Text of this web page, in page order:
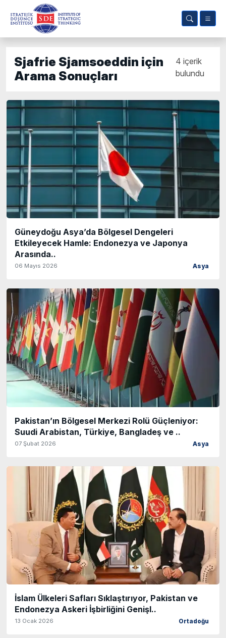
Sjafrie Sjamsoeddin için
Arama Sonuçları
4 içerik
bulundu
Güneydoğu Asya’da Bölgesel Dengeleri
Etkileyecek Hamle: Endonezya ve Japonya
Arasında..
06 Mayıs 2026 Asya
Pakistan’ın Bölgesel Merkezi Rolü Güçleniyor:
Suudi Arabistan, Türkiye, Bangladeş ve ..
07 Şubat 2026 Asya
İslam Ülkeleri Safları Sıklaştırıyor, Pakistan ve
Endonezya Askeri İşbirliğini Genişl..
13 Ocak 2026 Ortadoğu